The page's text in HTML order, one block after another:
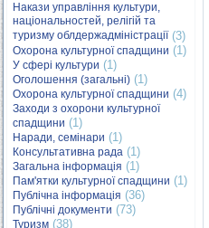
Накази управління культури,
національностей, релігій та
туризму облдержадміністрації(3)
Охорона культурної спадщини (1)
У сфері культури (1)
Оголошення (загальні) (1)
Охорона культурної спадщини (4)
Заходи з охорони культурної
спадщини (1)
Наради, семінари (1)
Консультативна рада (1)
Загальна інформація (1)
Пам'ятки культурної спадщини (1)
Публічна інформація (36)
Публічні документи (73)
Туризм (38)